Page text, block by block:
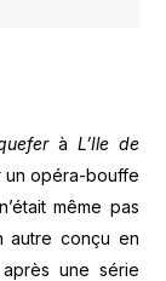
à L’Ile de
un opéra-bouffe
même pas
autre conçu en
une série